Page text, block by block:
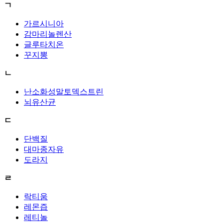
ㄱ
가르시니아
감마리놀렌산
글루타치온
꾸지뽕
ㄴ
난소화성말토덱스트린
뇌유산균
ㄷ
단백질
대마종자유
도라지
ㄹ
락티움
레몬즙
레티놀